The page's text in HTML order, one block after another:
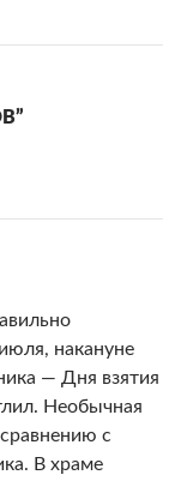
накануне
— Дня взятия
Необычная
с
В храме